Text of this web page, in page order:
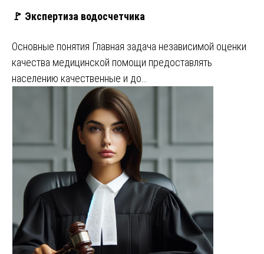
🚩 Экспертиза водосчетчика
Основные понятия Главная задача независимой оценки
качества медицинской помощи предоставлять
населению качественные и до…